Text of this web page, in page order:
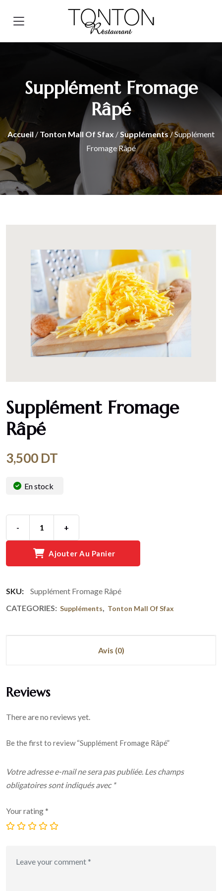
Supplément Fromage
Râpé
Accueil / Tonton Mall Of Sfax /Suppléments/ Supplément
Fromage Râpé
Supplément Fromage
Râpé
3,500 DT
En stock
- +
Ajouter Au Panier
SKU:
Supplément Fromage Râpé
CATEGORIES: Suppléments, Tonton Mall Of Sfax
Avis (0)
Reviews
There are no reviews yet.
Be the first to review “Supplément Fromage Râpé”
Votre adresse e-mail ne sera pas publiée. Les champs
obligatoires sont indiqués avec *
Your rating*